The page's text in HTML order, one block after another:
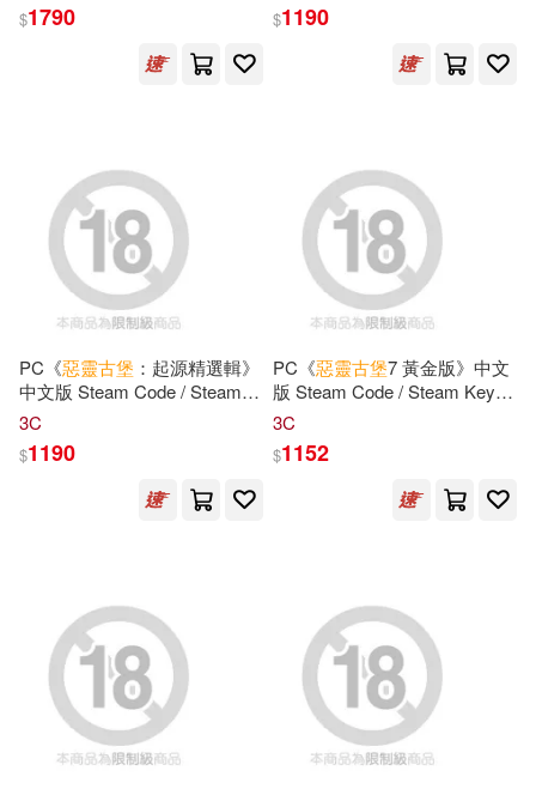
範圍
$1790 $1190
PC《惡靈古堡 ：起源精選輯》
中文版 Steam Code / Steam
Key 數位下載版 ⚘ 台灣代理版
3C
$1190
PC《惡靈古堡7 黃金版》中文
版 Steam Code / Steam Key
數位下載版 ⚘ 台灣代理版
3C
$1152